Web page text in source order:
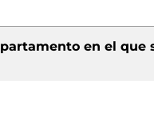
en el que